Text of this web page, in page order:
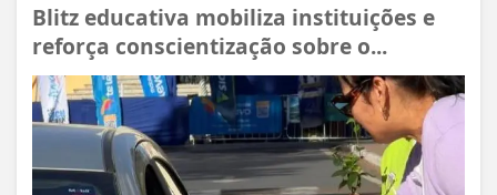
Blitz educativa mobiliza instituições e
reforça conscientização sobre o...